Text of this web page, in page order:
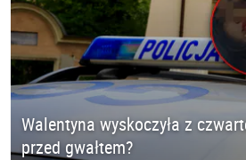
Walentyna wyskoczyła z
przed gwałtem?